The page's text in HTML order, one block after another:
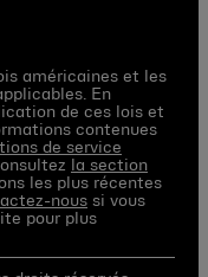
américaines et les
En
de ces lois et
contenues
de service
la section
les plus récentes
nous si vous
pour plus